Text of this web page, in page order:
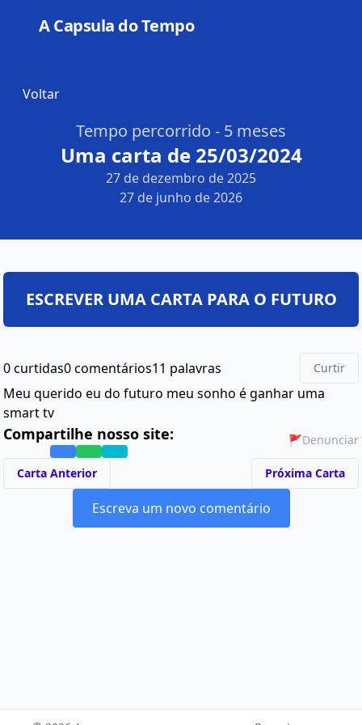
A Capsula do Tempo
Voltar
Tempo percorrido - 5 meses
Uma carta de 25/03/2024
27 de dezembro de 2025
27 de junho de 2026
0 curtidas0 comentários11 palavras Curtir
Meu querido eu do futuro meu sonho é ganhar uma
smart tv
Compartilhe nosso site: 🚩Denunciar
Carta Anterior Próxima Carta
Escreva um novo comentário
ESCREVER UMA CARTA PARA O FUTURO